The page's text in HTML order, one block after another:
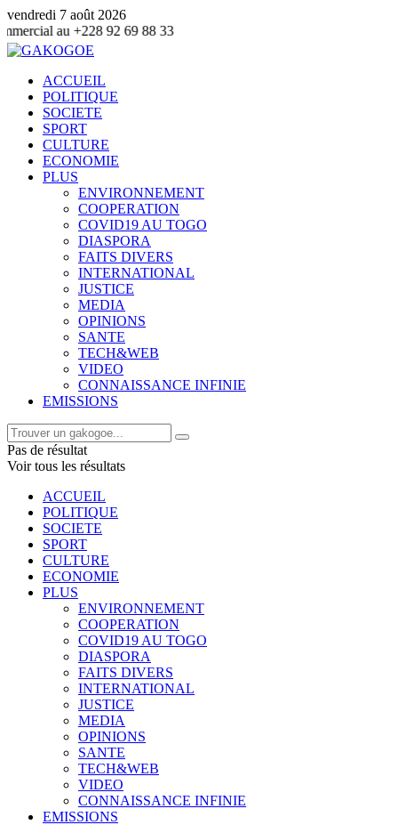
vendredi 7 août 2026
92 69 88 33
ACCUEIL
POLITIQUE
SOCIETE
SPORT
CULTURE
ECONOMIE
PLUS
ENVIRONNEMENT
COOPERATION
COVID19 AU TOGO
DIASPORA
FAITS DIVERS
INTERNATIONAL
JUSTICE
MEDIA
OPINIONS
SANTE
TECH&WEB
VIDEO
CONNAISSANCE INFINIE
EMISSIONS
Pas de résultat
Voir tous les résultats
ACCUEIL
POLITIQUE
SOCIETE
SPORT
CULTURE
ECONOMIE
PLUS
ENVIRONNEMENT
COOPERATION
COVID19 AU TOGO
DIASPORA
FAITS DIVERS
INTERNATIONAL
JUSTICE
MEDIA
OPINIONS
SANTE
TECH&WEB
VIDEO
CONNAISSANCE INFINIE
EMISSIONS